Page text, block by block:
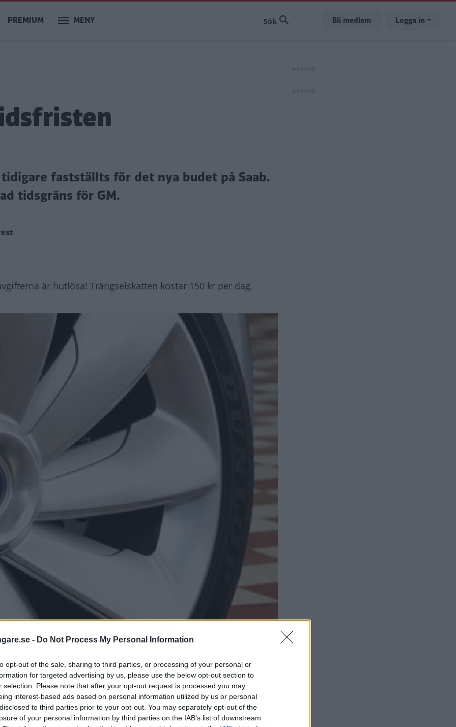
- Do Not Process My Personal Information
opt-out of the sale, sharing to third parties, or processing of your personal or
for targeted advertising by us, please use the below opt-out section to
selection. Please note that after your opt-out request is processed you may
interest-based ads based on personal information utilized by us or personal
to third parties prior to your opt-out. You may separately opt-out of the
of your personal information by third parties on the IAB’s list of downstream
PREMIUM MENY Bli medlem Logga in
fastställts för det nya budet på Saab.
tidsgräns för GM.
är hutlösa! Trängselskatten kostar 150 kr per dag.